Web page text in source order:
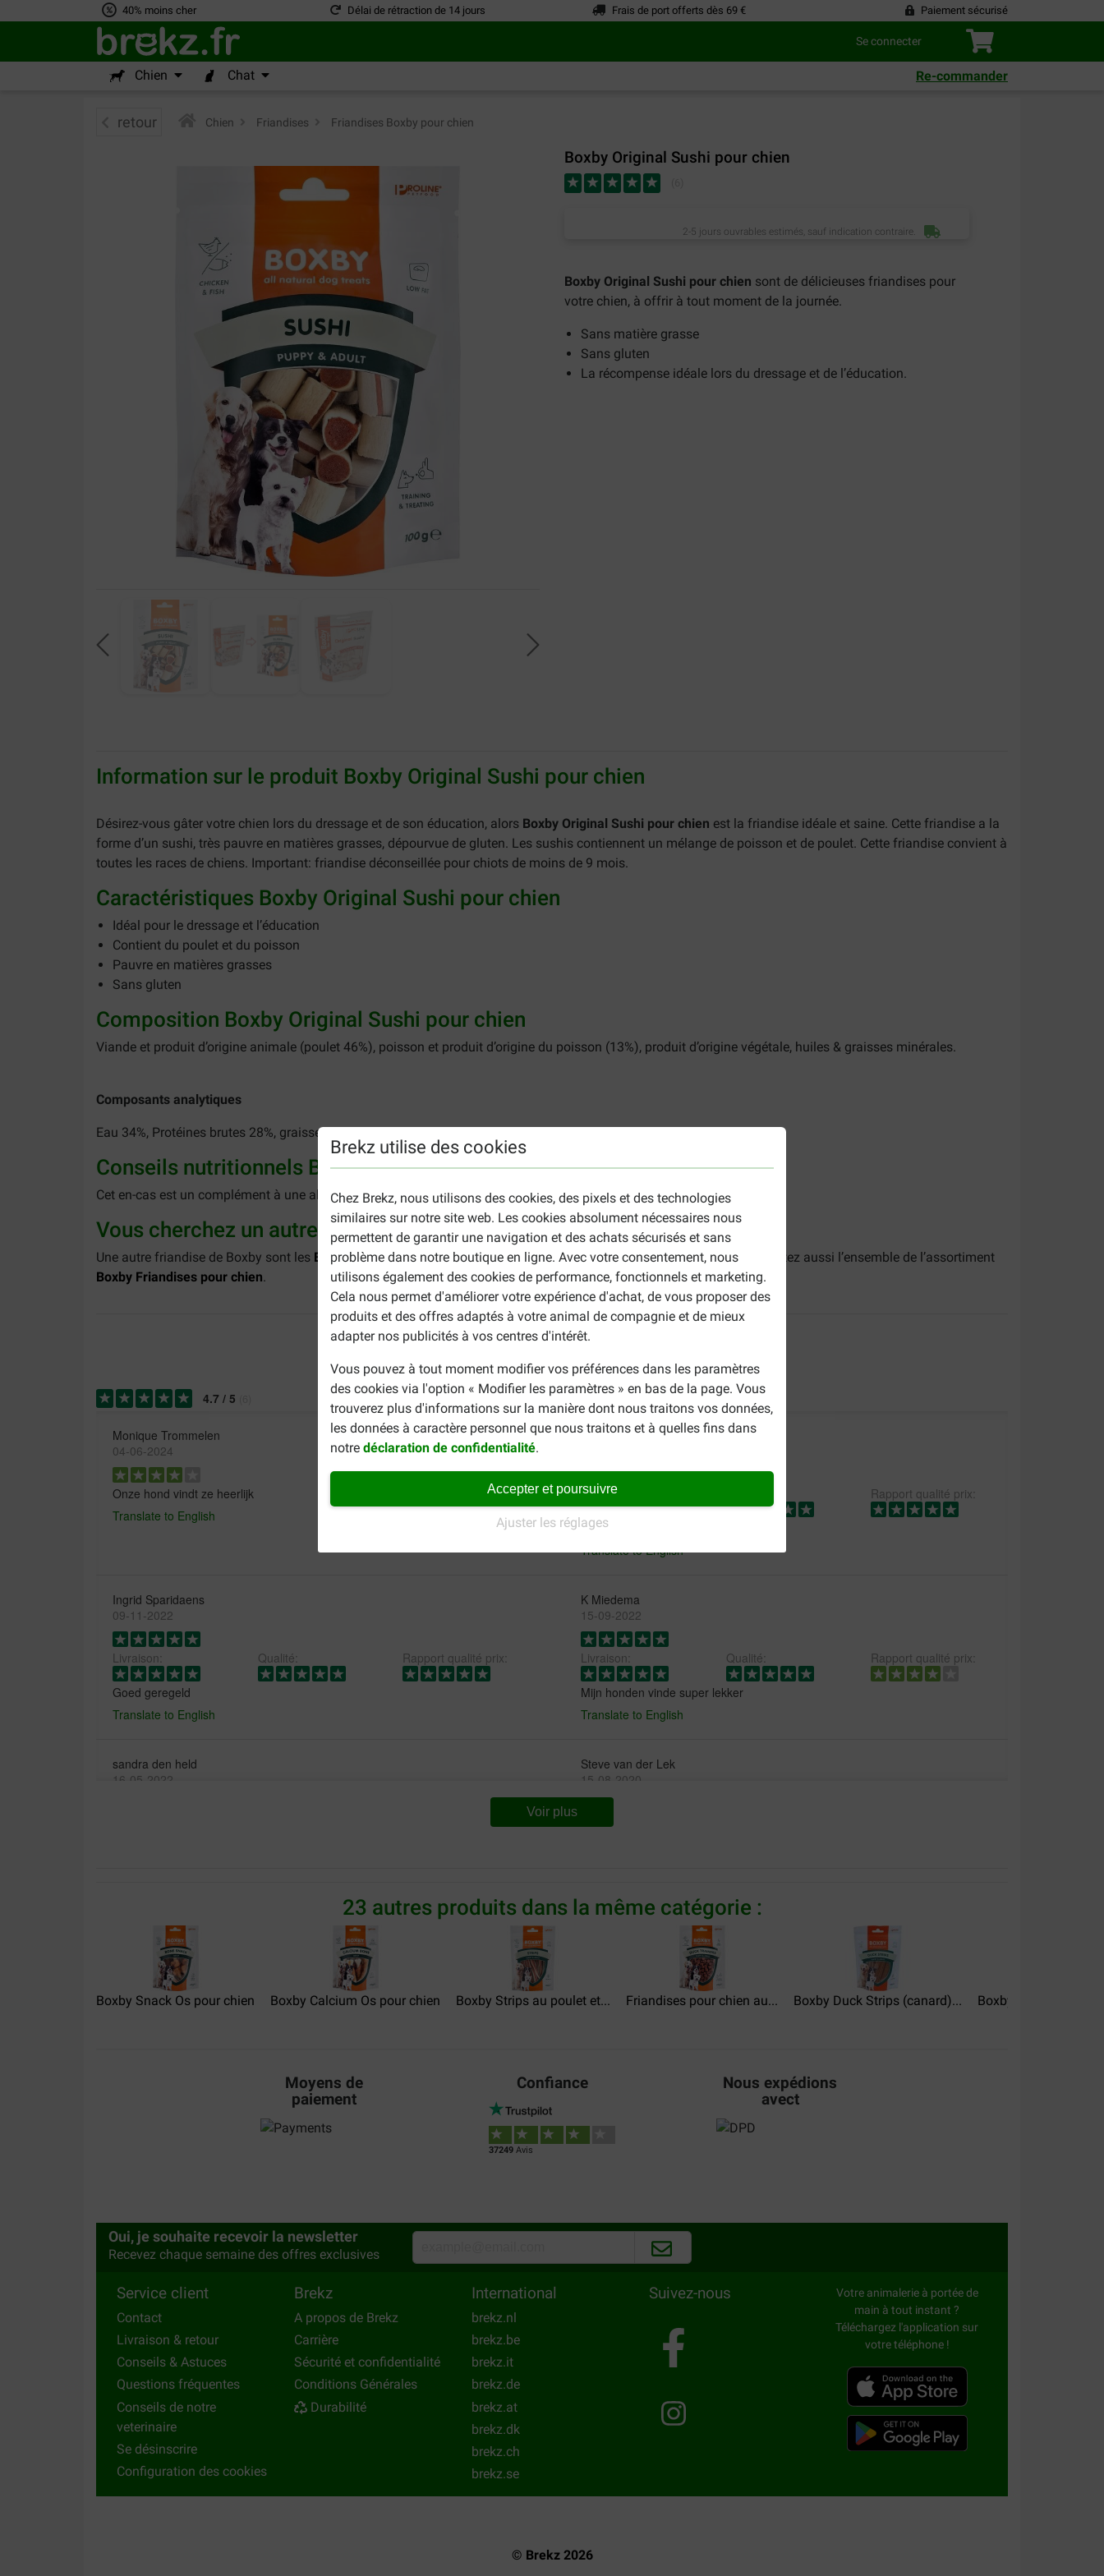
40% moins cher Délai de rétraction de 14 jours Frais de port offerts dès 69 € Paiement sécurisé
Se connecter
Chien Chat Re-commander
Brekz utilise des cookies
Chez Brekz, nous utilisons des cookies, des pixels et des technologies
similaires sur notre site web. Les cookies absolument nécessaires nous
permettent de garantir une navigation et des achats sécurisés et sans
problème dans notre boutique en ligne. Avec votre consentement, nous
utilisons également des cookies de performance, fonctionnels et marketing.
Cela nous permet d'améliorer votre expérience d'achat, de vous proposer des
produits et des offres adaptés à votre animal de compagnie et de mieux
adapter nos publicités à vos centres d'intérêt.
Vous pouvez à tout moment modifier vos préférences dans les paramètres
des cookies via l'option « Modifier les paramètres » en bas de la page. Vous
trouverez plus d'informations sur la manière dont nous traitons vos données,
les données à caractère personnel que nous traitons et à quelles fins dans
notre déclaration de confidentialité.
Accepter et poursuivre
Ajuster les réglages
retour Chien Friandises Friandises Boxby pour chien
Boxby Original Sushi pour chien
2-5 jours ouvrables estimés, sauf indication contraire.
Boxby Original Sushi pour chien sont de délicieuses friandises pour
votre chien, à offrir à tout moment de la journée.
Sans matière grasse
Sans gluten
La récompense idéale lors du dressage et de l’éducation.
Information sur le produit Boxby Original Sushi pour chien
Désirez-vous gâter votre chien lors du dressage et de son éducation, alors Boxby Original Sushi pour chien est la friandise idéale et saine. Cette friandise a la
forme d’un sushi, très pauvre en matières grasses, dépourvue de gluten. Les sushis contiennent un mélange de poisson et de poulet. Cette friandise convient à
toutes les races de chiens. Important: friandise déconseillée pour chiots de moins de 9 mois.
Caractéristiques Boxby Original Sushi pour chien
Idéal pour le dressage et l’éducation
Contient du poulet et du poisson
Pauvre en matières grasses
Sans gluten
Composition Boxby Original Sushi pour chien
Viande et produit d’origine animale (poulet 46%), poisson et produit d’origine du poisson (13%), produit d’origine végétale, huiles & graisses minérales.
Composants analytiques
Eau 34%, Protéines brutes 28%, graisses brutes 2%, matières minérales brutes 3%, celluloses brutes 1%.
Conseils nutritionnels Boxby Original Sushi
Cet en-cas est un complément à une alimentation principale, adapté à un régime équilibré.
Vous cherchez un autre produit?
Une autre friandise de Boxby sont les Boxby Chew sticks au pouletfavorisant l’hygiène dentaire de votre chien. Consultez aussi l’ensemble de l’assortiment
Boxby Friandises pour chien.
4.7 / 5
Monique Trommelen
04-06-2024
Onze hond vindt ze heerlijk
Translate to English
Fransen
Livraison: Rapport qualité prix:
Prima product.
Translate to English
Ingrid Sparidaens
09-11-2022
Livraison: Qualité: Rapport qualité prix:
Goed geregeld
Translate to English
K Miedema
15-09-2022
Livraison: Qualité: Rapport qualité prix:
Mijn honden vinde super lekker
Translate to English
sandra den held
16-05-2022
Rapport qualité prix:
Steve van der Lek
15-08-2020
Vind mijn hond altijd lekker
Voir plus
23 autres produits dans la même catégorie :
Boxby Snack Os pour chien Boxby Calcium Os pour chien Boxby Strips au poulet et... Friandises pour chien au... Boxby Duck Strips (canard)... Boxby Chew Sticks
Moyens de
paiement
Confiance
37249Avis
Nous expédions
avect
Oui, je souhaite recevoir la newsletter
Recevez chaque semaine des offres exclusives
Service client
Contact
Livraison & retour
Conseils & Astuces
Questions fréquentes
Conseils de notre
veterinaire
Se désinscrire
Configuration des cookies
Brekz
A propos de Brekz
Carrière
Sécurité et confidentialité
Conditions Générales
Durabilité
International
brekz.nl
brekz.be
brekz.it
brekz.de
brekz.at
brekz.dk
brekz.ch
brekz.se
Suivez-nous
Votre animalerie à portée de
main à tout instant ?
Téléchargez l'application sur
votre téléphone !
© Brekz 2026